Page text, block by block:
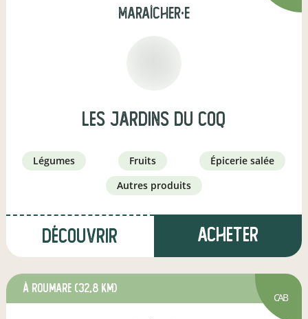
maraîcher·e
les jardins du coq
légumes fruits
épicerie salée
autres produits
Découvrir Acheter
à Roumare (32,8 km)
CAB